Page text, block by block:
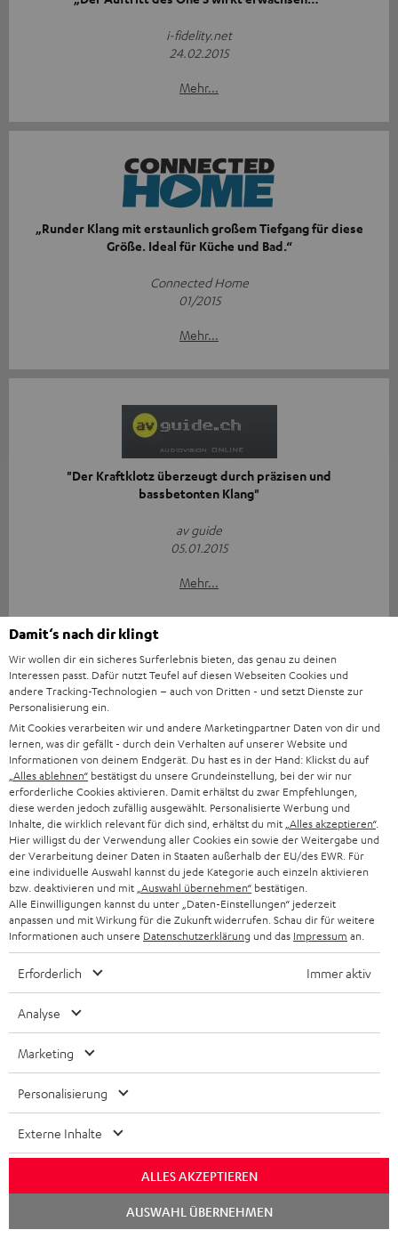
i-fidelity.net
24.02.2015
Mehr...
„Runder Klang mit erstaunlich großem Tiefgang für diese
Größe. Ideal für Küche und Bad.“
Connected Home
01/2015
Mehr...
"Der Kraftklotz überzeugt durch präzisen und
bassbetonten Klang"
av guide
05.01.2015
Mehr...
„... der ideale und günstige Einstieg in die Raumfeld-
Welt...“
AV-Magazin
19.12.2014
Mehr...
Mac Life
„... hat man den Speaker nicht im Blickfeld und weiß, wie
kompakt er baut, glaubt man sofort, ein deutlich größeres
Device spielen zu hören“
Damit‘s nach dir klingt
Wir wollen dir ein sicheres Surferlebnis bieten, das genau zu deinen
Interessen passt. Dafür nutzt Teufel auf diesen Webseiten Cookies und
andere Tracking-Technologien – auch von Dritten - und setzt Dienste zur
Personalisierung ein.
Mit Cookies verarbeiten wir und andere Marketingpartner Daten von dir und
lernen, was dir gefällt - durch dein Verhalten auf unserer Website und
Informationen von deinem Endgerät. Du hast es in der Hand: Klickst du auf
„Alles ablehnen“ bestätigst du unsere Grundeinstellung, bei der wir nur
erforderliche Cookies aktivieren. Damit erhältst du zwar Empfehlungen,
diese werden jedoch zufällig ausgewählt. Personalisierte Werbung und
Inhalte, die wirklich relevant für dich sind, erhältst du mit „Alles akzeptieren“.
Hier willigst du der Verwendung aller Cookies ein sowie der Weitergabe und
der Verarbeitung deiner Daten in Staaten außerhalb der EU/des EWR. Für
eine individuelle Auswahl kannst du jede Kategorie auch einzeln aktivieren
bzw. deaktivieren und mit „Auswahl übernehmen“ bestätigen.
Alle Einwilligungen kannst du unter „Daten-Einstellungen“ jederzeit
anpassen und mit Wirkung für die Zukunft widerrufen. Schau dir für weitere
Informationen auch unsere Datenschutzerklärung und das Impressum an.
Erforderlich Immer aktiv
Analyse
Marketing
Personalisierung
Externe Inhalte
ALLES AKZEPTIEREN
AUSWAHL ÜBERNEHMEN